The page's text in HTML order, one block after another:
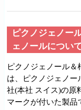
ピクノジェノー
ェノールについ
ピクノジェノール
は、ピクノジェノー
社(本社 スイス)の原
マークが付いた製品